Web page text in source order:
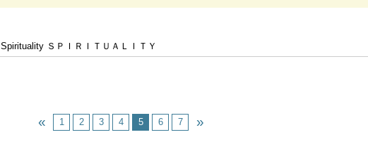
Spirituality ＳＰＩＲＩＴＵＡＬＩＴＹ
1 2 3 4 5 6 7